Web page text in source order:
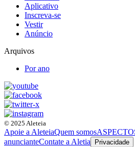
Aplicativo
Inscreva-se
Vestir
Anúncio
Arquivos
Por ano
© 2025 Aleteia
Apoie a AleteiaQuem somos
anuncianteContate a Aletia Privacidade